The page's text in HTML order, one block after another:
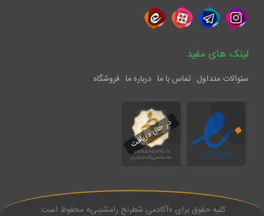
لینک های مفید
سئوالات متداول تماس با ما درباره ما فروشگاه
در حال دریافت
کلیه حقوق برای «آکادمی شطرنج رامشینی» محفوظ است.